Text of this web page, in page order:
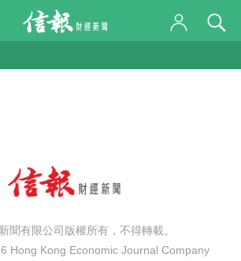
聞有限公司版權所有，不得轉載。
Hong Kong Economic Journal Company